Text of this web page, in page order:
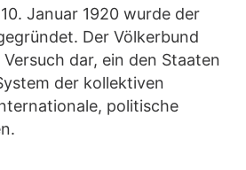
Januar 1920 wurde der
Der Völkerbund
dar, ein den Staaten
der kollektiven
politische